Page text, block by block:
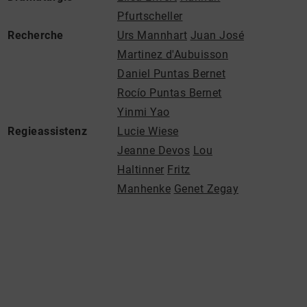
Pfurtscheller
Recherche
Urs Mannhart Juan José
Martinez d'Aubuisson
Daniel Puntas Bernet
Rocío Puntas Bernet
Yinmi Yao
Regieassistenz
Lucie Wiese
Jeanne Devos Lou
Haltinner Fritz
Manhenke Genet Zegay